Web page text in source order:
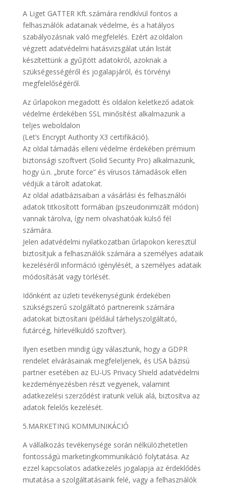
A Liget GATTER Kft. számára rendkívül fontos a
felhasználók adatainak védelme, és a hatályos
szabályozásnak való megfelelés. Ezért az oldalon
végzett adatvédelmi hatásvizsgálat után listát
készítettünk a gyűjtött adatokról, azoknak a
szükségességéről és jogalapjáról, és törvényi
megfelelőségéről.
Az űrlapokon megadott és oldalon keletkező adatok
védelme érdekében SSL minősítést alkalmazunk a
teljes weboldalon
(Let’s Encrypt Authority X3 certifikáció).
Az oldal támadás elleni védelme érdekében prémium
biztonsági szoftvert (Solid Security Pro) alkalmazunk,
hogy ú.n. „brute force” és vírusos támadások ellen
védjük a tárolt adatokat.
Az oldal adatbázisaiban a vásárlási és felhasználói
adatok titkosított formában (pszeudonimizált módon)
vannak tárolva, így nem olvashatóak külső fél
számára.
Jelen adatvédelmi nyilatkozatban űrlapokon keresztül
biztosítjuk a felhasználók számára a személyes adataik
kezeléséről információ igénylését, a személyes adataik
módosítását vagy törlését.
Időnként az üzleti tevékenységünk érdekében
szükségszerű szolgáltató partnereink számára
adatokat biztosítani (például tárhelyszolgáltató,
futárcég, hírlevélküldő szoftver).
Ilyen esetben mindig úgy választunk, hogy a GDPR
rendelet elvárásainak megfeleljenek, és USA bázisú
partner esetében az EU-US Privacy Shield adatvédelmi
kezdeményezésben részt vegyenek, valamint
adatkezelési szerződést iratunk velük alá, biztosítva az
adatok felelős kezelését.
5.MARKETING KOMMUNIKÁCIÓ
A vállalkozás tevékenysége során nélkülözhetetlen
fontosságú marketingkommunikáció folytatása. Az
ezzel kapcsolatos adatkezelés jogalapja az érdeklődés
mutatása a szolgáltatásaink felé, vagy a felhasználók